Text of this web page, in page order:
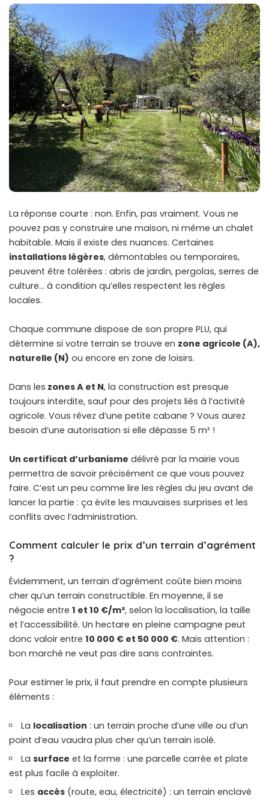
La réponse courte : non. Enfin, pas vraiment. Vous ne
pouvez pas y construire une maison, ni même un chalet
habitable. Mais il existe des nuances. Certaines
installations légères, démontables ou temporaires,
peuvent être tolérées : abris de jardin, pergolas, serres de
culture… à condition qu’elles respectent les règles
locales.
Chaque commune dispose de son propre PLU, qui
détermine si votre terrain se trouve en zone agricole (A),
naturelle (N) ou encore en zone de loisirs.
Dans les zones A et N, la construction est presque
toujours interdite, sauf pour des projets liés à l’activité
agricole. Vous rêvez d’une petite cabane ? Vous aurez
besoin d’une autorisation si elle dépasse 5 m² !
Un certificat d’urbanisme délivré par la mairie vous
permettra de savoir précisément ce que vous pouvez
faire. C’est un peu comme lire les règles du jeu avant de
lancer la partie : ça évite les mauvaises surprises et les
conflits avec l’administration.
Comment calculer le prix d’un terrain d’agrément
?
Évidemment, un terrain d’agrément coûte bien moins
cher qu’un terrain constructible. En moyenne, il se
négocie entre 1 et 10 €/m², selon la localisation, la taille
et l’accessibilité. Un hectare en pleine campagne peut
donc valoir entre 10 000 € et 50 000 €. Mais attention :
bon marché ne veut pas dire sans contraintes.
Pour estimer le prix, il faut prendre en compte plusieurs
éléments :
La localisation : un terrain proche d’une ville ou d’un
point d’eau vaudra plus cher qu’un terrain isolé.
Lasurface et la forme : une parcelle carrée et plate
est plus facile à exploiter.
Les accès (route, eau, électricité) : un terrain enclavé